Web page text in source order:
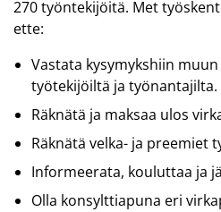
270 työntekijöitä. Met
ette:
Vastata kysymykshiin
työtekijöiltä ja työnantajilta.
Räknätä ja maksaa ulos
Räknätä velka- ja preemiet
Informeerata, kouluttaa ja
Olla konsylttiapuna eri